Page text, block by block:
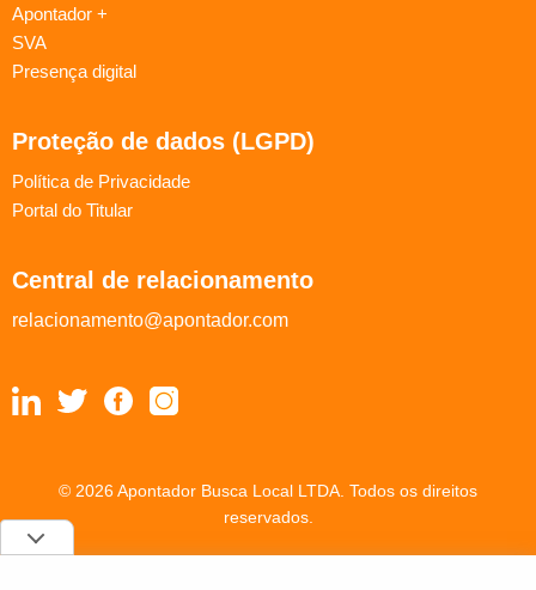
Apontador +
SVA
Presença digital
Proteção de dados (LGPD)
Política de Privacidade
Portal do Titular
Central de relacionamento
relacionamento@apontador.com
© 2026 Apontador Busca Local LTDA. Todos os direitos
reservados.